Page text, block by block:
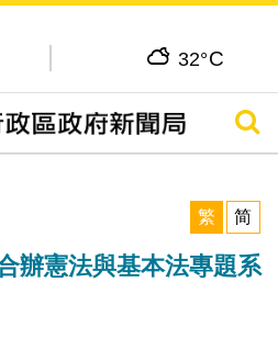
32°C
搜尋
繁
简
辦憲法與基本法專題系